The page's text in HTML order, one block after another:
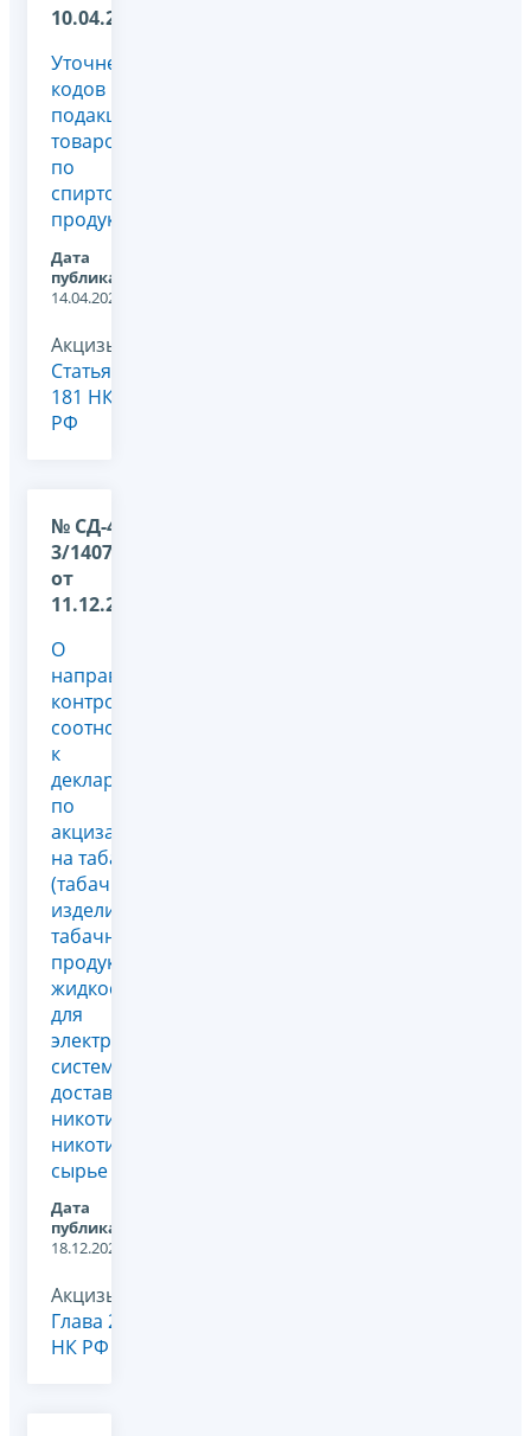
10.04.2025
Уточнение
кодов
подакцизных
товаров
по
спиртосодержащей
продукции
Дата
публикации:
14.04.2025
Акцизы,
Статья
181 НК
РФ
№ СД-4-
3/14070@
от
11.12.2024
О
направлении
контрольных
соотношений
к
декларации
по
акцизам
на табак
(табачные
изделия),
табачную
продукцию,
жидкости
для
электронных
систем
доставки
никотина,
никотиновое
сырье ...
Дата
публикации:
18.12.2024
Акцизы,
Глава 22
НК РФ